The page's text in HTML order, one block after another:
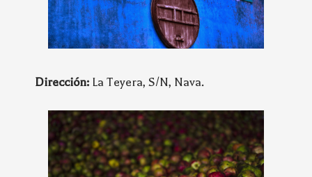
Dirección: La Teyera, S/N, Nava.